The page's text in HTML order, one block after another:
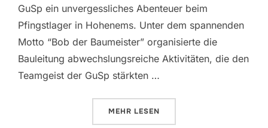
GuSp ein unvergessliches Abenteuer beim
Pfingstlager in Hohenems. Unter dem spannenden
Motto “Bob der Baumeister” organisierte die
Bauleitung abwechslungsreiche Aktivitäten, die den
Teamgeist der GuSp stärkten …
MEHR ÜBER “GUSP – PFILA 2024”
LESEN